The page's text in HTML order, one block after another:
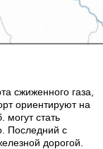
сжиженного газа,
ориентируют на
могут стать
Последний с
дорогой.